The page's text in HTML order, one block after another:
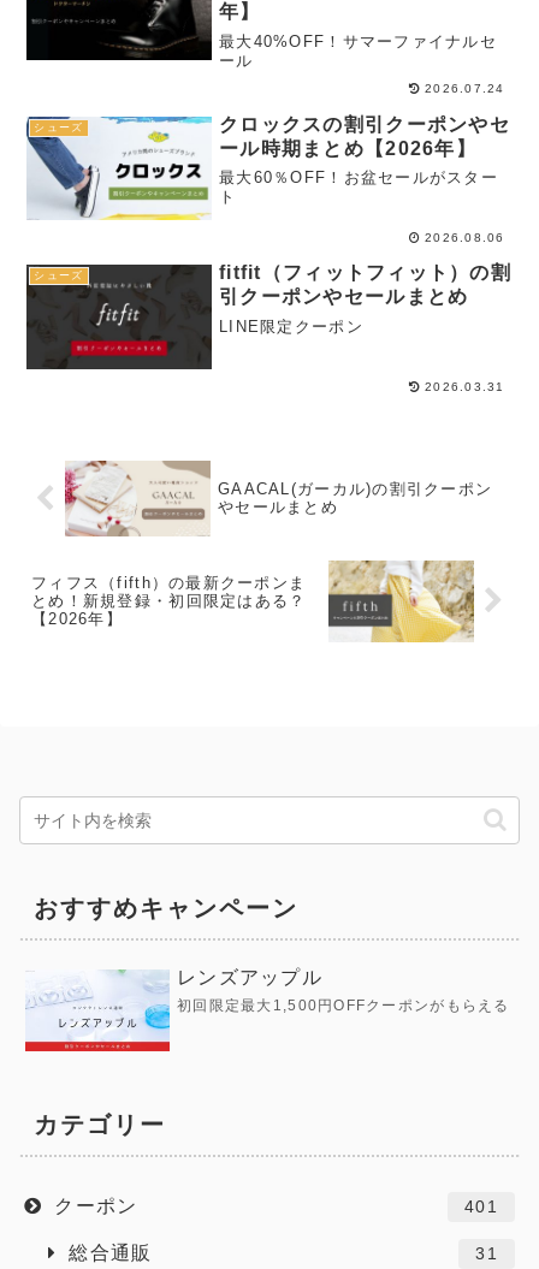
年】
最大40%OFF！サマーファイナルセ
ール
2026.07.24
シューズ
クロックスの割引クーポンやセ
ール時期まとめ【2026年】
最大60％OFF！お盆セールがスター
ト
2026.08.06
シューズ
fitfit（フィットフィット）の割
引クーポンやセールまとめ
LINE限定クーポン
2026.03.31
GAACAL(ガーカル)の割引クーポン
やセールまとめ
フィフス（fifth）の最新クーポンま
とめ！新規登録・初回限定はある？
【2026年】
おすすめキャンペーン
レンズアップル
初回限定最大1,500円OFFクーポンがもらえる
カテゴリー
クーポン 401
総合通販 31